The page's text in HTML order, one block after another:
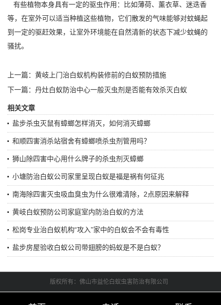
有些植物本身具有一定的驱虫作用：比如薄荷、薰衣草、迷迭香
等，在室外可以适当种植这些植物，它们散发的气味能够对蚊蝇起
到一定的驱赶效果，让室外环境能在自然清新的状态下减少蚊蝇的
骚扰。
上一篇： 黄岐上门治白蚁机构装修前的白蚁预防措施
下一篇： 丹灶白蚁防治中心一般灭虫剂是否能有效杀灭白蚁
相关文章
盐步杀虫灭鼠有蟑螂怎样消灭，如何消灭蟑螂
和顺四害消杀站宿舍有蟑螂喷杀虫剂管用吗？
狮山除四害中心用什么牌子的杀虫剂灭蟑螂
小塘防治白蚁公司家里呈现白蚁是福是祸有何征兆
南海除四害灭虫吸血臭虫为什么很难清除，2点原因来解释
黄岐白蚁预防公司家庭室内防治白蚁的方法
松岗专业治白蚁机构“攻入”家中的白蚁会不会有毒性
盐步房屋验收白蚁公司带翅膀的蚂蚁是不是白蚁？
版权所有：佛山市益伦白蚁虫害防治有限公司